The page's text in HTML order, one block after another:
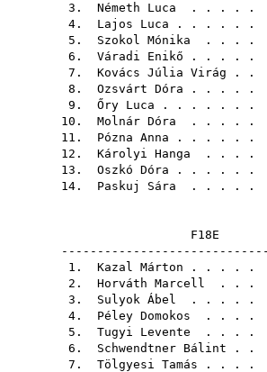
3. Németh Luca . . . . .
4. Lajos Luca . . . . . .
5. Szokol Mónika . . . .
6. Váradi Enikő . . . . .
7. Kovács Júlia Virág . .
8. Ozsvárt Dóra . . . . .
9. Őry Luca . . . . . . .
10. Molnár Dóra . . . . .
11. Pózna Anna . . . . . .
12. Károlyi Hanga . . . .
13. Oszkó Dóra . . . . . .
14. Paskuj Sára . . . . .
1. Kazal Márton . . . . .
2. Horváth Marcell . . .
3. Sulyok Ábel . . . . .
4. Péley Domokos . . . .
5. Tugyi Levente . . . .
6. Schwendtner Bálint . .
7. Tölgyesi Tamás . . . .